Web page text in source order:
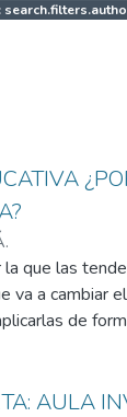
que las
va a cambiar
de
no se
AULA